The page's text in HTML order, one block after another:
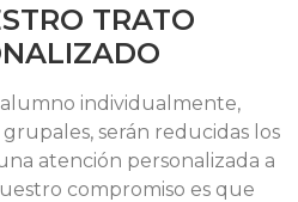
TRATO
individualmente,
serán reducidas los
atención personalizada a
compromiso es que